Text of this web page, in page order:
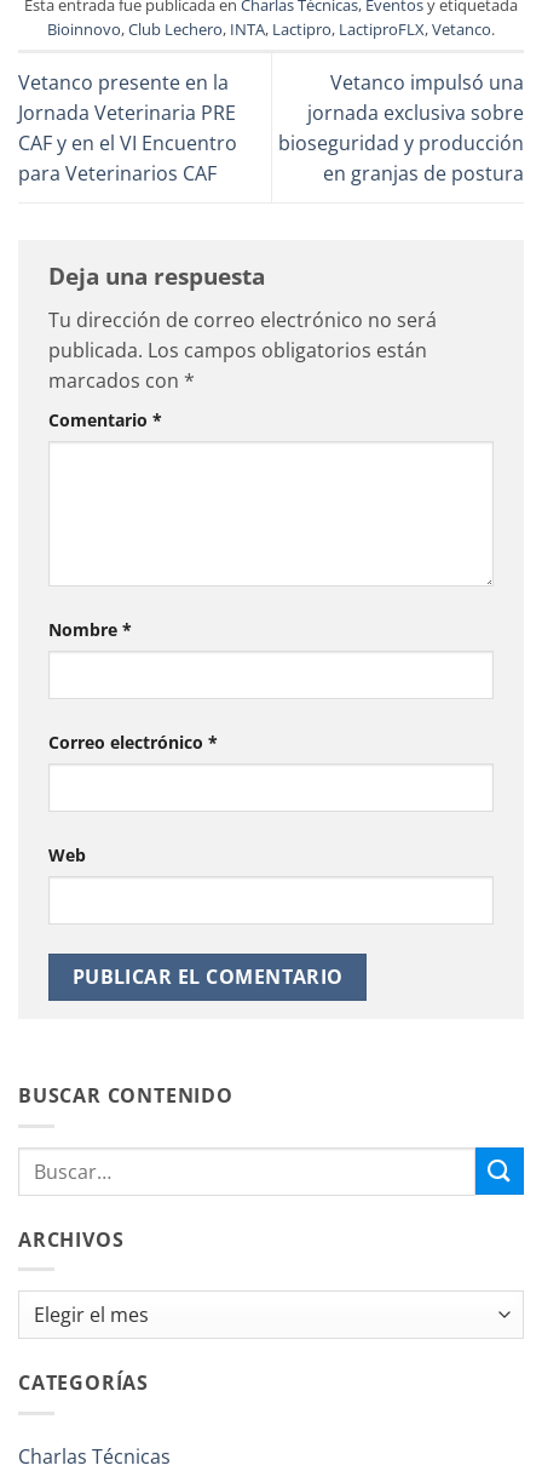
Esta entrada fue publicada en Charlas Técnicas, Eventosy etiquetada
Bioinnovo,Club Lechero, INTA, Lactipro, LactiproFLX,Vetanco.
Vetanco presente en la
Jornada Veterinaria PRE
CAF y en el VI Encuentro
para Veterinarios CAF
Vetanco impulsó una
jornada exclusiva sobre
bioseguridad y producción
en granjas de postura
Deja una respuesta
Tu dirección de correo electrónico no será
publicada. Los campos obligatorios están
marcados con *
Comentario *
Nombre *
Correo electrónico *
Web
BUSCAR CONTENIDO
ARCHIVOS
Archivos
CATEGORÍAS
Charlas Técnicas